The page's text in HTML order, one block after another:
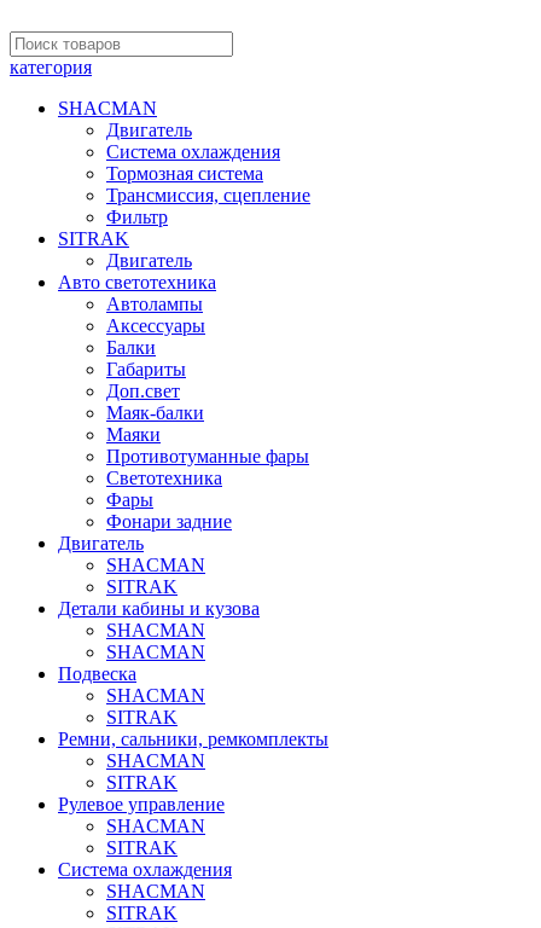
категория
SHACMAN
Двигатель
Система охлаждения
Тормозная система
Трансмиссия, сцепление
Фильтр
SITRAK
Двигатель
Авто светотехника
Автолампы
Аксессуары
Балки
Габариты
Доп.свет
Маяк-балки
Маяки
Противотуманные фары
Светотехника
Фары
Фонари задние
Двигатель
SHACMAN
SITRAK
Детали кабины и кузова
SHACMAN
SHACMAN
Подвеска
SHACMAN
SITRAK
Ремни, сальники, ремкомплекты
SHACMAN
SITRAK
Рулевое управление
SHACMAN
SITRAK
Система охлаждения
SHACMAN
SITRAK